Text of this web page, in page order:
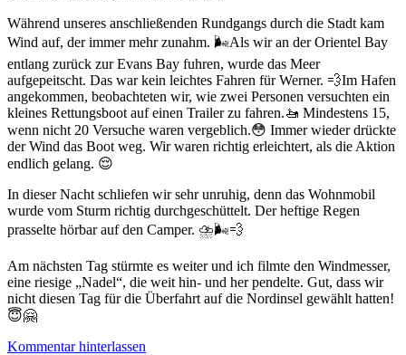
Während unseres anschließenden Rundgangs durch die Stadt kam
Wind auf, der immer mehr zunahm. 🌬Als wir an der Orientel Bay
entlang zurück zur Evans Bay fuhren, wurde das Meer
aufgepeitscht. Das war kein leichtes Fahren für Werner. 💨Im Hafen
angekommen, beobachteten wir, wie zwei Personen versuchten ein
kleines Rettungsboot auf einen Trailer zu fahren.🚤 Mindestens 15,
wenn nicht 20 Versuche waren vergeblich.😳 Immer wieder drückte
der Wind das Boot weg. Wir waren richtig erleichtert, als die Aktion
endlich gelang. 😌
In dieser Nacht schliefen wir sehr unruhig, denn das Wohnmobil
wurde vom Sturm richtig durchgeschüttelt. Der heftige Regen
prasselte hörbar auf den Camper. ⛈🌬💨
Am nächsten Tag stürmte es weiter und ich filmte den Windmesser,
eine riesige „Nadel“, die weit hin- und her pendelte. Gut, dass wir
nicht diesen Tag für die Überfahrt auf die Nordinsel gewählt hatten!
😇🤗
Kommentar hinterlassen